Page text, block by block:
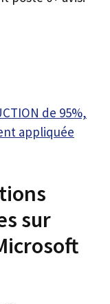
de 95%,
appliquée
sur